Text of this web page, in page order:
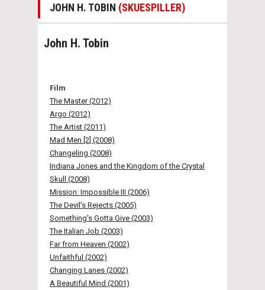
JOHN H. TOBIN (SKUESPILLER)
John H. Tobin
Film
The Master (2012)
Argo (2012)
The Artist (2011)
Mad Men [2] (2008)
Changeling (2008)
Indiana Jones and the Kingdom of the Crystal
Skull (2008)
Mission: Impossible III (2006)
The Devil's Rejects (2005)
Something's Gotta Give (2003)
The Italian Job (2003)
Far from Heaven (2002)
Unfaithful (2002)
Changing Lanes (2002)
A Beautiful Mind (2001)